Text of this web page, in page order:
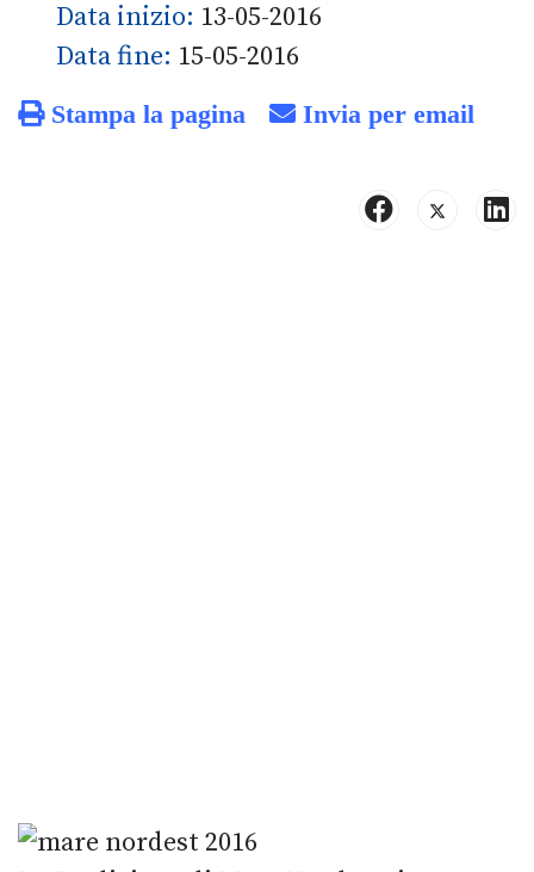
Data inizio: 13-05-2016
Data fine: 15-05-2016
Stampa la pagina Invia per email